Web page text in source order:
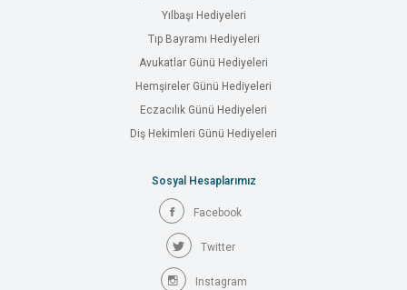
Yılbaşı Hediyeleri
Tıp Bayramı Hediyeleri
Avukatlar Günü Hediyeleri
Hemşireler Günü Hediyeleri
Eczacılık Günü Hediyeleri
Diş Hekimleri Günü Hediyeleri
Sosyal Hesaplarımız
Facebook
Twitter
Instagram